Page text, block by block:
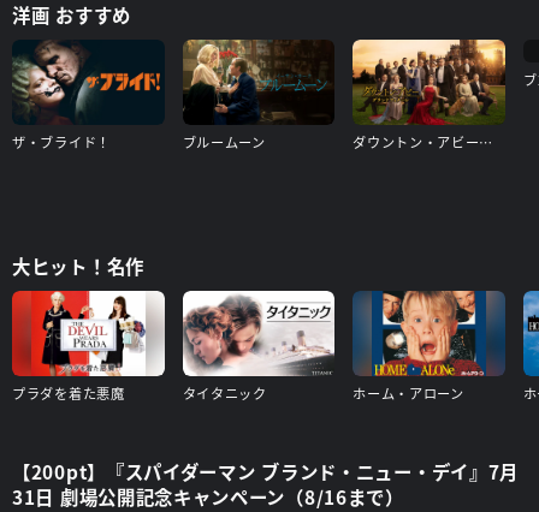
洋画 おすすめ
ザ・ブライド！ ブルームーン ダウントン・アビー／グランドフィナーレ
大ヒット！名作
プラダを着た悪魔 タイタニック ホーム・アローン
【200pt】『スパイダーマン ブランド・ニュー・デイ』7月
31日 劇場公開記念キャンペーン（8/16まで）